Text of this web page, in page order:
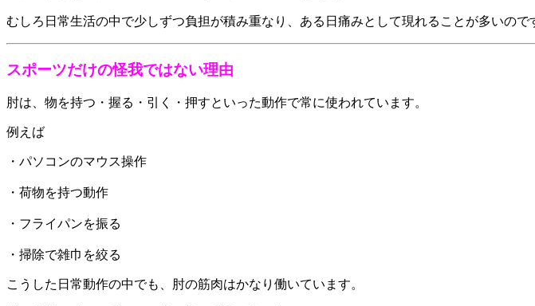
むしろ日常生活の中で少しずつ負担が積み重なり、ある日痛みとして現れることが多いので
スポーツだけの怪我ではない理由
肘は、物を持つ・握る・引く・押すといった動作で常に使われています。
例えば
・パソコンのマウス操作
・荷物を持つ動作
・フライパンを振る
・掃除で雑巾を絞る
こうした日常動作の中でも、肘の筋肉はかなり働いています。